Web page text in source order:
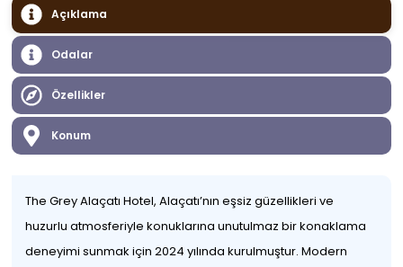
Açıklama
Odalar
Özellikler
Konum
The Grey Alaçatı Hotel, Alaçatı’nın eşsiz güzellikleri ve
huzurlu atmosferiyle konuklarına unutulmaz bir konaklama
deneyimi sunmak için 2024 yılında kurulmuştur. Modern